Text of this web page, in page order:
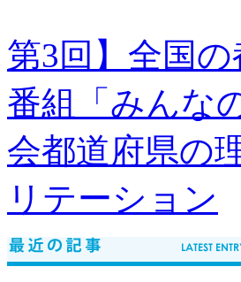
第3回】全国
番組「みんな
会都道府県の
リテーション